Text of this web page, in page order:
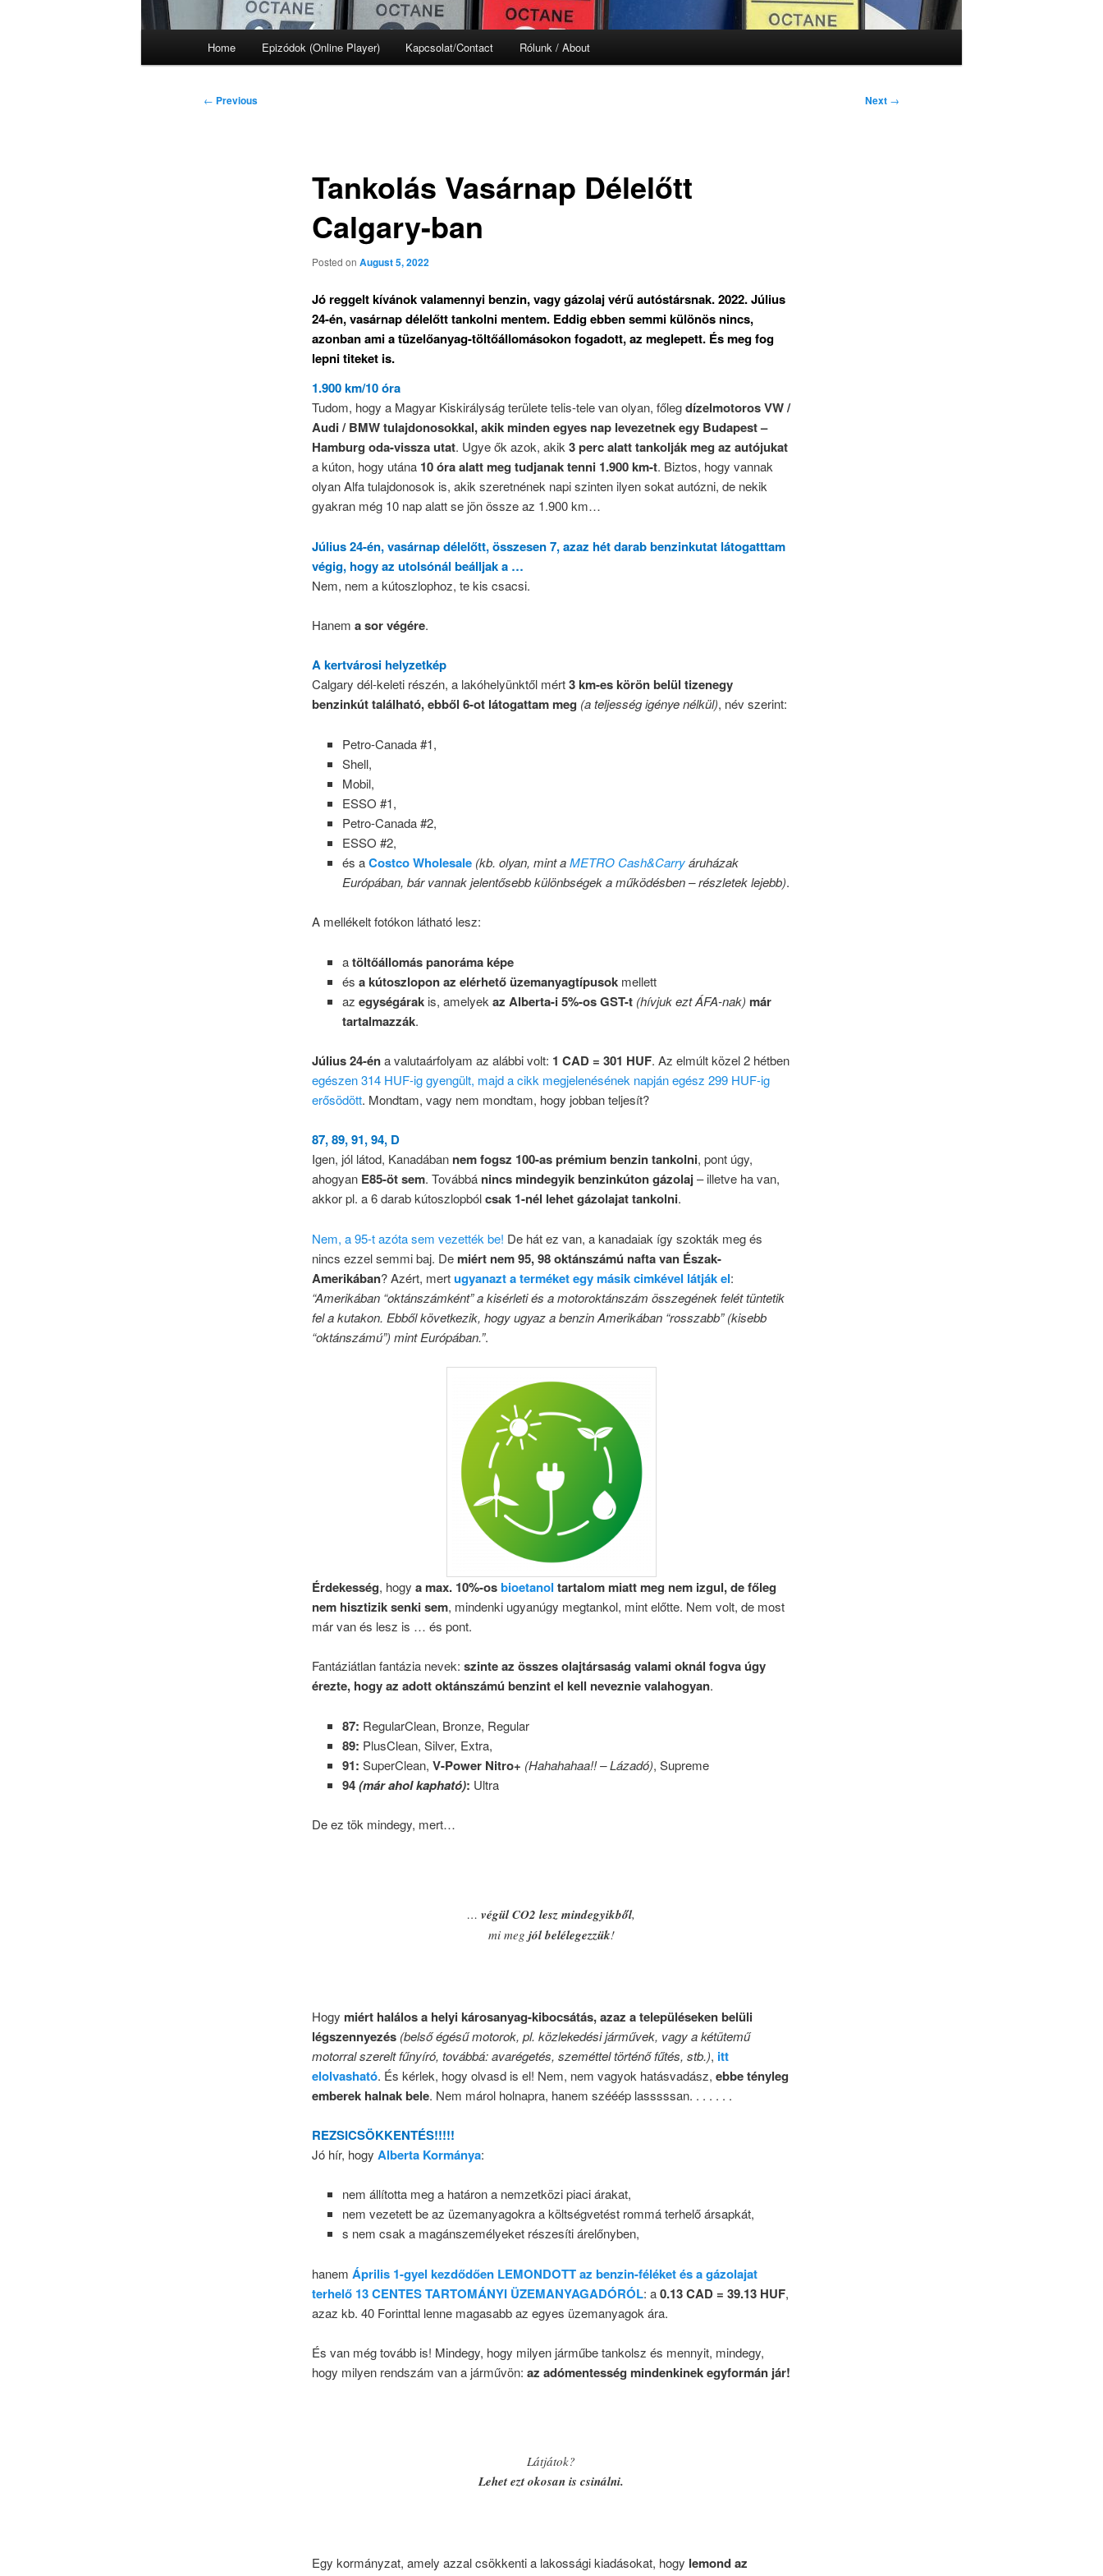
Home Epizódok (Online Player) Kapcsolat/Contact Rólunk / About
Post
← Previous Next →
Tankolás Vasárnap Délelőtt
Calgary-ban
Posted on August 5, 2022
Jó reggelt kívánok valamennyi benzin, vagy gázolaj vérű autóstársnak. 2022. Július
24-én, vasárnap délelőtt tankolni mentem. Eddig ebben semmi különös nincs,
azonban ami a tüzelőanyag-töltőállomásokon fogadott, az meglepett. És meg fog
lepni titeket is.
1.900 km/10 óra
Tudom, hogy a Magyar Kiskirályság területe telis-tele van olyan, főlegdízelmotoros VW /
Audi / BMW tulajdonosokkal, akik minden egyes nap levezetnek egy Budapest –
Hamburg oda-vissza utat. Ugye ők azok, akik3 perc alatt tankolják meg az autójukat
a kúton, hogy utána 10 óra alatt meg tudjanak tenni 1.900 km-t. Biztos, hogy vannak
olyan Alfa tulajdonosok is, akik szeretnének napi szinten ilyen sokat autózni, de nekik
gyakran még 10 nap alatt se jön össze az 1.900 km…
Július 24-én, vasárnap délelőtt, összesen 7, azaz hét darab benzinkutat látogatttam
végig, hogy az utolsónál beálljak a …
Nem, nem a kútoszlophoz, te kis csacsi.
Hanem a sor végére.
A kertvárosi helyzetkép
Calgary dél-keleti részén, a lakóhelyünktől mért3 km-es körön belül tizenegy
benzinkút található, ebből 6-ot látogattam meg (a teljesség igénye nélkül), név szerint:
Petro-Canada #1,
Shell,
Mobil,
ESSO #1,
Petro-Canada #2,
ESSO #2,
és aCostco Wholesale (kb. olyan, mint aMETRO Cash&Carryáruházak
Európában, bár vannak jelentősebb különbségek a működésben – részletek lejebb).
A mellékelt fotókon látható lesz:
atöltőállomás panoráma képe
ésa kútoszlopon az elérhető üzemanyagtípusok mellett
azegységárak is, amelyekaz Alberta-i 5%-os GST-t (hívjuk ezt ÁFA-nak) már
tartalmazzák.
Július 24-éna valutaárfolyam az alábbi volt: 1 CAD = 301 HUF. Az elmúlt közel 2 hétben
egészen 314 HUF-ig gyengült, majd a cikk megjelenésének napján egész 299 HUF-ig
erősödött. Mondtam, vagy nem mondtam, hogy jobban teljesít?
87, 89, 91, 94, D
Igen, jól látod, Kanadában nem fogsz 100-as prémium benzin tankolni, pont úgy,
ahogyan E85-öt sem. Továbbá nincs mindegyik benzinkúton gázolaj– illetve ha van,
akkor pl. a 6 darab kútoszlopbólcsak 1-nél lehet gázolajat tankolni.
Nem, a 95-t azóta sem vezették be! De hát ez van, a kanadaiak így szokták meg és
nincs ezzel semmi baj. De miért nem 95, 98 oktánszámú nafta van Észak-
Amerikában? Azért, mertugyanazt a terméket egy másik cimkével látják el:
“Amerikában “oktánszámként” a kisérleti és a motoroktánszám összegének felét tüntetik
fel a kutakon. Ebből következik, hogy ugyaz a benzin Amerikában “rosszabb” (kisebb
“oktánszámú”) mint Európában.”.
Érdekesség, hogy a max. 10%-osbioetanol tartalom miatt meg nem izgul, de főleg
nem hisztizik senki sem, mindenki ugyanúgy megtankol, mint előtte. Nem volt, de most
már van és lesz is … és pont.
Fantáziátlan fantázia nevek: szinte az összes olajtársaság valami oknál fogva úgy
érezte, hogy az adott oktánszámú benzint el kell neveznie valahogyan.
87: RegularClean, Bronze, Regular
89: PlusClean, Silver, Extra,
91: SuperClean,V-Power Nitro+ (Hahahahaa!! – Lázadó), Supreme
94(már ahol kapható): Ultra
De ez tök mindegy, mert…
…végül CO2 lesz mindegyikből,
mi meg jól belélegezzük!
Hogy miért halálos a helyi károsanyag-kibocsátás, azaz a településeken belüli
légszennyezés (belső égésű motorok, pl. közlekedési járművek, vagy a kétütemű
motorral szerelt fűnyíró, továbbá: avarégetés, szeméttel történő fűtés, stb.), itt
elolvasható. És kérlek, hogy olvasd is el! Nem, nem vagyok hatásvadász, ebbe tényleg
emberek halnak bele. Nem márol holnapra, hanem szééép lasssssan. . . . . . .
REZSICSÖKKENTÉS!!!!!
Jó hír, hogy Alberta Kormánya:
nem állította meg a határon a nemzetközi piaci árakat,
nem vezetett be az üzemanyagokra a költségvetést rommá terhelő ársapkát,
s nem csak a magánszemélyeket részesíti árelőnyben,
hanem Április 1-gyel kezdődően LEMONDOTT az benzin-féléket és a gázolajat
terhelő 13 CENTES TARTOMÁNYI ÜZEMANYAGADÓRÓL: a0.13 CAD = 39.13 HUF,
azaz kb. 40 Forinttal lenne magasabb az egyes üzemanyagok ára.
És van még tovább is! Mindegy, hogy milyen járműbe tankolsz és mennyit, mindegy,
hogy milyen rendszám van a járművön: az adómentesség mindenkinek egyformán jár!
Látjátok?
Lehet ezt okosan is csinálni.
Egy kormányzat, amely azzal csökkenti a lakossági kiadásokat, hogy lemond az